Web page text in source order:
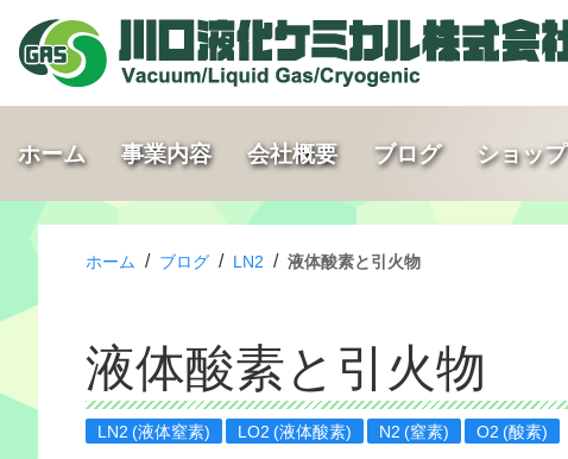
ホーム 事業内容 会社概要 ブログ ショップ
ホーム / ブログ / LN2 / 液体酸素と引火物
液体酸素と引火物
LN2 (液体窒素) LO2 (液体酸素) N2 (窒素) O2 (酸素)